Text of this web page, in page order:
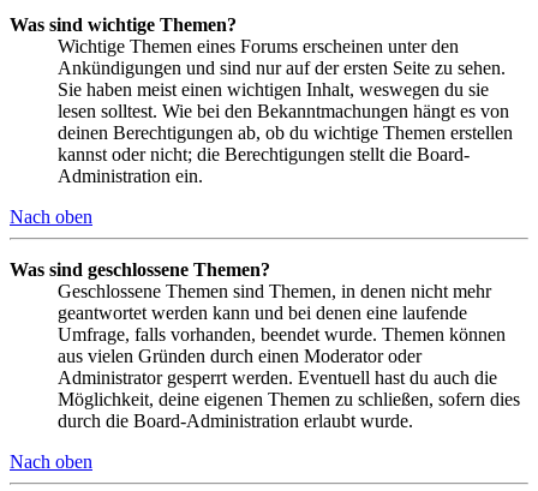
Was sind wichtige Themen?
Wichtige Themen eines Forums erscheinen unter den
Ankündigungen und sind nur auf der ersten Seite zu sehen.
Sie haben meist einen wichtigen Inhalt, weswegen du sie
lesen solltest. Wie bei den Bekanntmachungen hängt es von
deinen Berechtigungen ab, ob du wichtige Themen erstellen
kannst oder nicht; die Berechtigungen stellt die Board-
Administration ein.
Nach oben
Was sind geschlossene Themen?
Geschlossene Themen sind Themen, in denen nicht mehr
geantwortet werden kann und bei denen eine laufende
Umfrage, falls vorhanden, beendet wurde. Themen können
aus vielen Gründen durch einen Moderator oder
Administrator gesperrt werden. Eventuell hast du auch die
Möglichkeit, deine eigenen Themen zu schließen, sofern dies
durch die Board-Administration erlaubt wurde.
Nach oben